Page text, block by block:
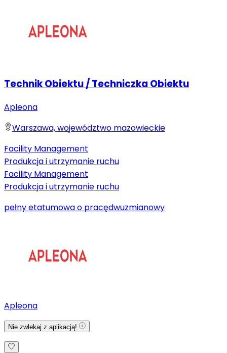
Technik Obiektu / Techniczka Obiektu
Apleona
Warszawa, województwo mazowieckie
Facility Management
Produkcja i utrzymanie ruchu
Facility Management
Produkcja i utrzymanie ruchu
pełny etatumowa o pracędwuzmianowy
Apleona
Nie zwlekaj z aplikacją!